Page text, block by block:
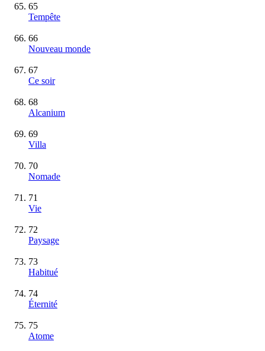
65
Tempête
66
Nouveau monde
67
Ce soir
68
Alcanium
69
Villa
70
Nomade
71
Vie
72
Paysage
73
Habitué
74
Éternité
75
Atome